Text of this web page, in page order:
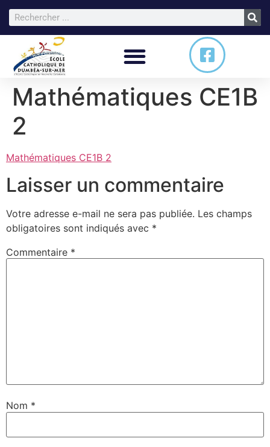
Mathématiques CE1B
2
Mathématiques CE1B 2
Laisser un commentaire
Votre adresse e-mail ne sera pas publiée. Les champs
obligatoires sont indiqués avec *
Commentaire *
Nom *